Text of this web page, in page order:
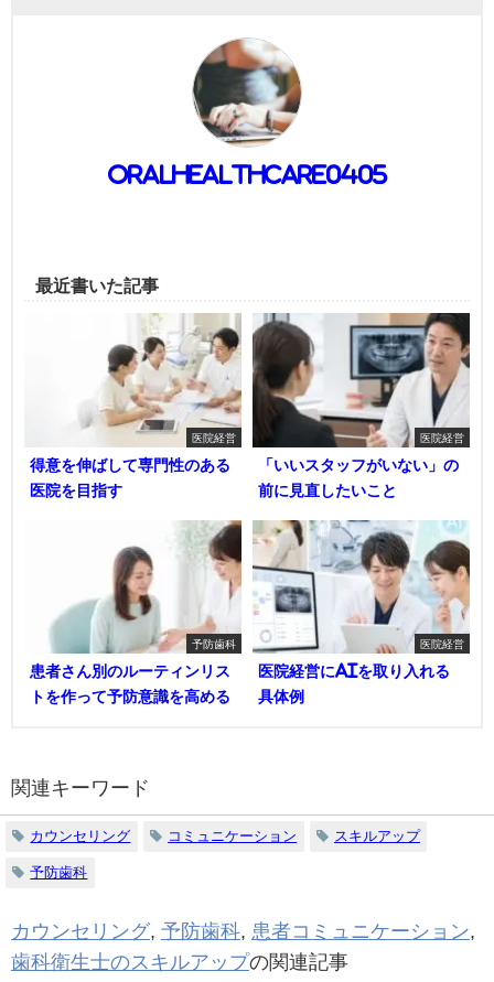
oralhealthcare0405
最近書いた記事
医院経営
得意を伸ばして専門性のある
医院を目指す
医院経営
「いいスタッフがいない」の
前に見直したいこと
予防歯科
患者さん別のルーティンリス
トを作って予防意識を高める
医院経営
医院経営にAIを取り入れる
具体例
関連キーワード
カウンセリング コミュニケーション スキルアップ
予防歯科
カウンセリング, 予防歯科, 患者コミュニケーション,
歯科衛生士のスキルアップの関連記事